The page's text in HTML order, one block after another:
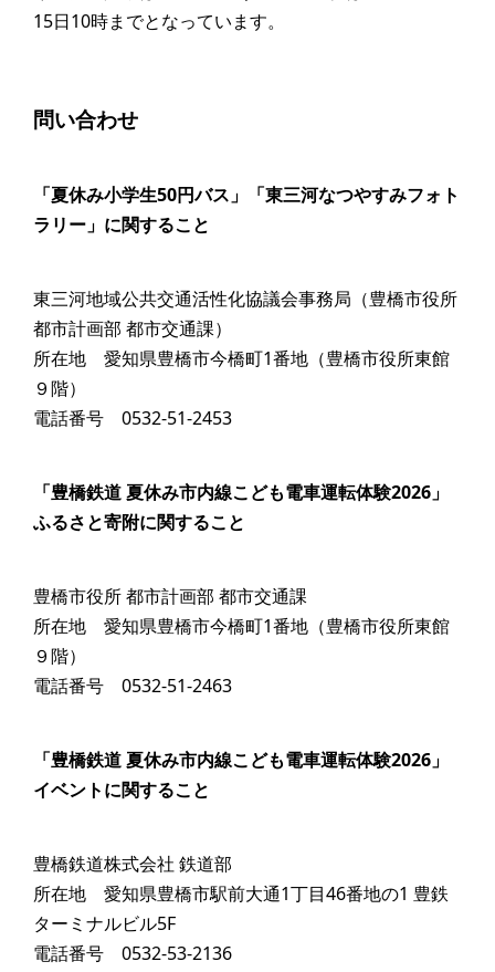
15日10時までとなっています。
問い合わせ
「夏休み小学生50円バス」「東三河なつやすみフォト
ラリー」に関すること
東三河地域公共交通活性化協議会事務局（豊橋市役所
都市計画部 都市交通課）
所在地 愛知県豊橋市今橋町1番地（豊橋市役所東館
９階）
電話番号 0532-51-2453
「豊橋鉄道 夏休み市内線こども電車運転体験2026」
ふるさと寄附に関すること
豊橋市役所 都市計画部 都市交通課
所在地 愛知県豊橋市今橋町1番地（豊橋市役所東館
９階）
電話番号 0532-51-2463
「豊橋鉄道 夏休み市内線こども電車運転体験2026」
イベントに関すること
豊橋鉄道株式会社 鉄道部
所在地 愛知県豊橋市駅前大通1丁目46番地の1 豊鉄
ターミナルビル5F
電話番号 0532-53-2136